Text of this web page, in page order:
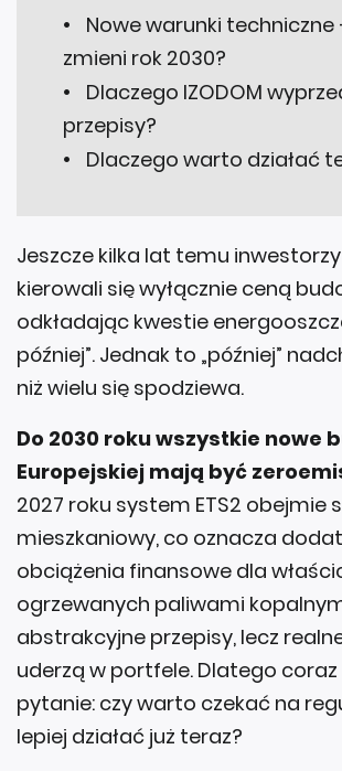
Nowe warunki techniczne
zmieni rok 2030?
Dlaczego IZODOM
przepisy?
Dlaczego warto działać
Jeszcze kilka lat temu
kierowali się wyłącznie ceną
odkładając kwestie
później”. Jednak to „później”
niż wielu się spodziewa.
Do 2030 roku wszystkie nowe
Europejskiej mają być
2027 roku system ETS2 obejmie
mieszkaniowy, co oznacza
obciążenia finansowe dla
ogrzewanych paliwami
abstrakcyjne przepisy, lecz
uderzą w portfele. Dlatego
pytanie: czy warto czekać na
lepiej działać już teraz?